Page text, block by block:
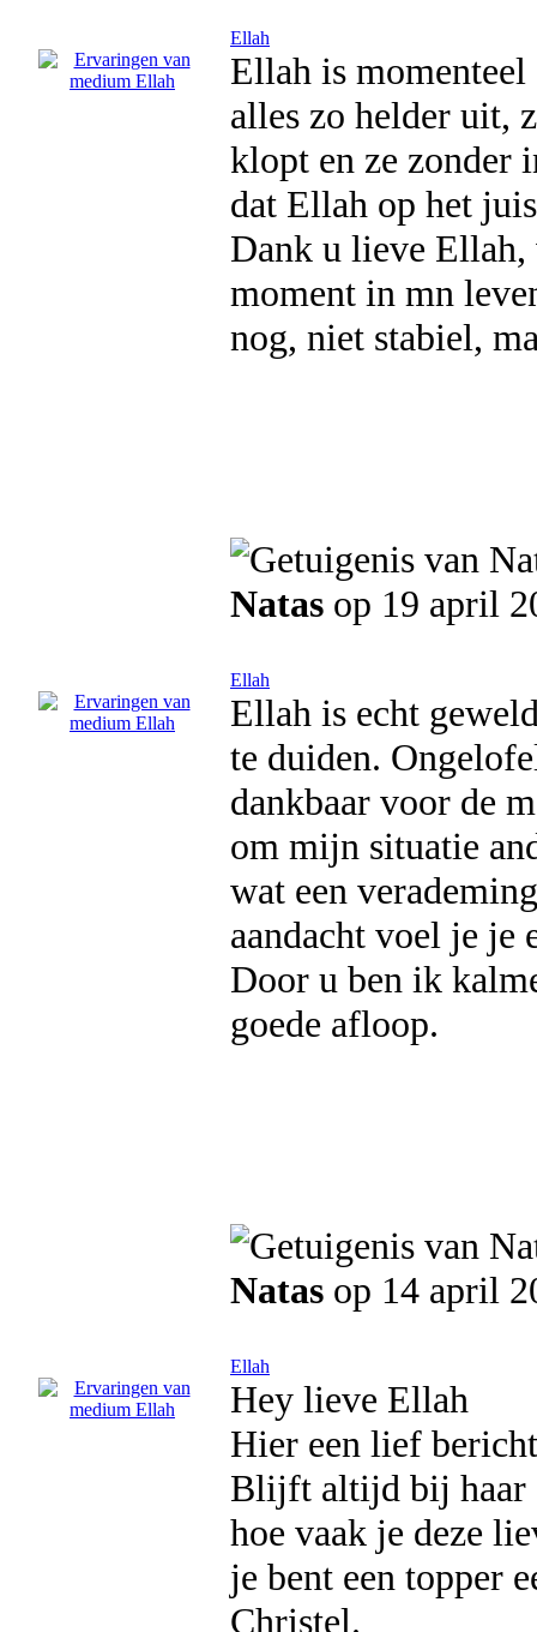
Ellah
Ellah is momenteel
alles zo helder uit,
klopt en ze zonder
dat Ellah op het
Dank u lieve
moment in mn
nog, niet stabiel,
Natas op 19 april
Ellah
Ellah is echt
te duiden.
dankbaar voor de
om mijn situatie
wat een
aandacht voel je je
Door u ben ik
goede afloop.
Natas op 14 april
Ellah
Hey lieve Ellah
Hier een lief
Blijft altijd bij haar
hoe vaak je deze
je bent een topper
Christel.